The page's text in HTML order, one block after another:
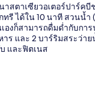
าสตาเซียวอเตอร์ปาร์ค
ทรี ได้ใน 10 นาที สวนน้
องก็สามารถดื่มด่ำกับกา
ร และ 2 บาร์ริมสระว่า
และฟิตเนส